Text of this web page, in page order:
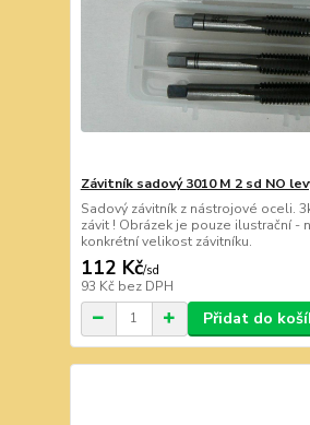
Závitník sadový 3010 M 2 sd NO
Sadový závitník z nástrojové oceli.
závit ! Obrázek je pouze ilustrační -
konkrétní velikost závitníku.
112 Kč/sd
93 Kč bez DPH
Přidat do